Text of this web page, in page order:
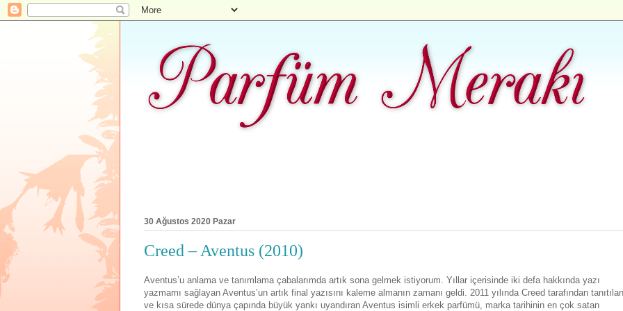
30 Ağustos 2020 Pazar
Creed – Aventus (2010)
Aventus’u anlama ve tanımlama çabalarımda artık sona gelmek istiyorum. Yıllar içerisinde iki defa hakkında yazı
yazmamı sağlayan Aventus’un artık final yazısını kaleme almanın zamanı geldi. 2011 yılında Creed tarafından tanıtılan
ve kısa sürede dünya çapında büyük yankı uyandıran Aventus isimli erkek parfümü, marka tarihinin en çok satan